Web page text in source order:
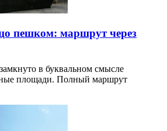
пешком: маршрут через
в буквальном смысле
площади. Полный маршрут